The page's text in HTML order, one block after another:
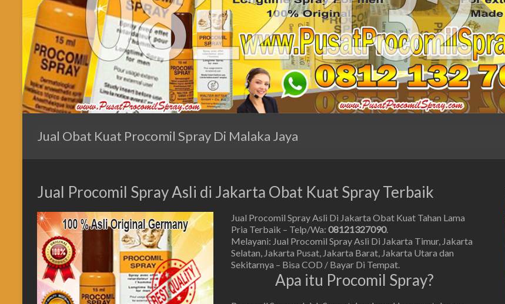
Jual Obat Kuat Procomil Spray Di Malaka Jaya
Jual Procomil Spray Asli di Jakarta Obat Kuat Spray Terbaik
Jual Procomil Spray Asli Di Jakarta Obat Kuat Tahan Lama
Pria Terbaik – Telp/Wa: 08121327090.
Melayani: Jual Procomil Spray Asli Di Jakarta Timur, Jakarta
Selatan, Jakarta Pusat, Jakarta Barat, Jakarta Utara dan
Sekitarnya – Bisa COD / Bayar Di Tempat.
Apa itu Procomil Spray?